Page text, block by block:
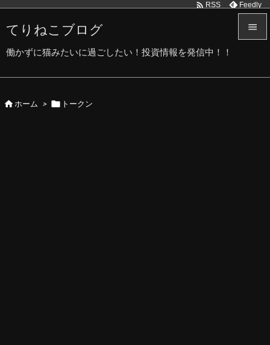
てりねこブログ
働かずに猫みたいに過ごしたい！投資情報を発信中！！

 RSS Feedly
ホーム >  トークン